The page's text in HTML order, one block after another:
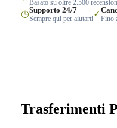
Basato su oltre 2.500
◷Supporto 24/7
Sempre qui per aiutarti✓Fino
Trasferimenti